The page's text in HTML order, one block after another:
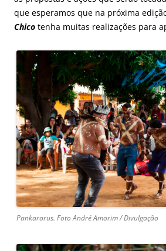
que esperamos que na próxima
Chico tenha muitas realizações para
Pankararus. Foto André Amorim / Divulgação